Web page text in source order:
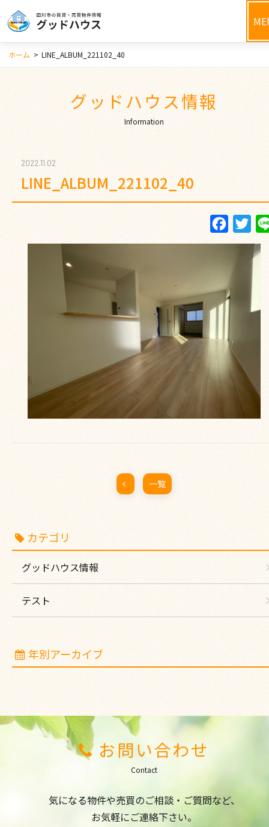
ホーム > LINE_ALBUM_221102_40
カテゴリ
グッドハウス情報
テスト
年別アーカイブ
グッドハウス情報
Information
2022.11.02
LINE_ALBUM_221102_40
一覧
お問い合わせ
Contact
気になる物件や売買のご相談・ご質問など、
お気軽にご連絡下さい。